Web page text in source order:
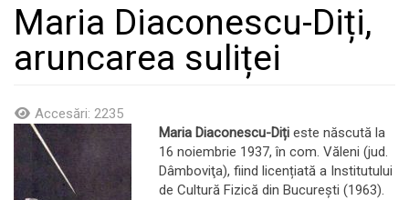
Maria Diaconescu-Diți,
aruncarea suliței
Accesări: 2235
Maria Diaconescu-Diți este născută la
16 noiembrie 1937, în com. Văleni (jud.
Dâmboviţa), fiind licențiată a Institutului
de Cultură Fizică din Bucureşti (1963).